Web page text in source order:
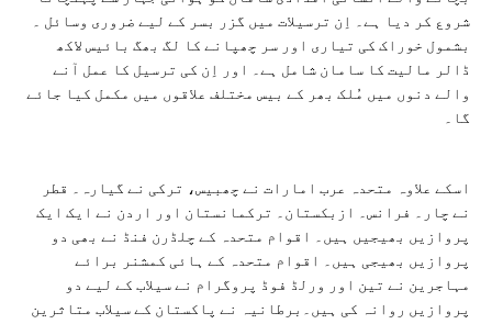
شروع کر دیا ہے۔ اِن ترسیلات میں گزر بسر کے لیے ضروری وسائل ۔
بشمول خوراک کی تیاری اور سر چھپانے کا لگ بھگ بائیس لاکھ
ڈالر مالیت کا سامان شامل ہے۔ اور اِن کی ترسیل کا عمل آنے
والے دنوں میں مُلک بھر کے بیس مختلف علاقوں میں مکمل کیا جائے
گا۔
اسکے علاوہ متحدہ عرب امارات نے چھبیس، ترکی نے گیارہ۔ قطر
نے چار۔ فرانس۔ ازبکستان۔ ترکمانستان اور اردن نے ایک ایک
پروازیں بھیجیں ہیں۔ اقوام متحدہ کے چلڈرن فنڈ نے بھی دو
پروازیں بھیجی ہیں۔ اقوام متحدہ کے ہائی کمشنر برائے
مہاجرین نے تین اور ورلڈ فوڈ پروگرام نے سیلاب کے لیے دو
پروازیں روانہ کی ہیں۔برطانیہ نے پاکستان کے سیلاب متاثرین